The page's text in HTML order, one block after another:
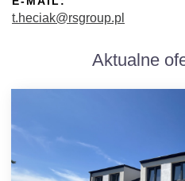
t.heciak@rsgroup.pl
Aktualne